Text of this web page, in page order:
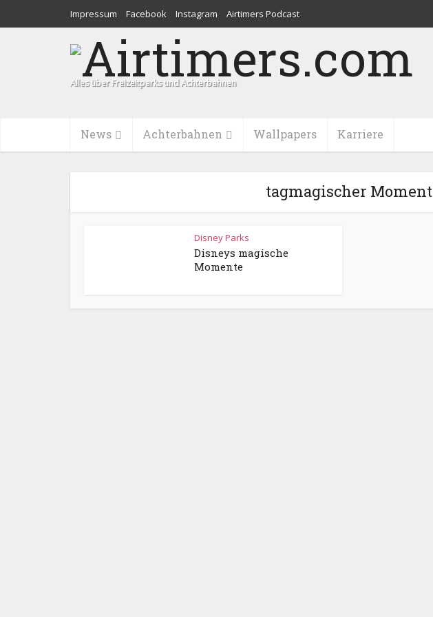
Impressum Facebook Instagram Airtimers Podcast
Alles über Freizeitparks und Achterbahnen
News Achterbahnen Wallpapers Karriere
tagmagischer Moment
Disney Parks
Disneys magische
Momente